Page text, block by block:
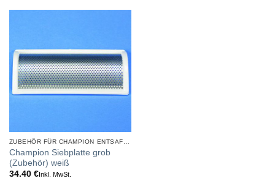
ZUBEHÖR FÜR CHAMPION ENTSAFTER
Champion Siebplatte grob
(Zubehör) weiß
34.40 €Inkl. MwSt.